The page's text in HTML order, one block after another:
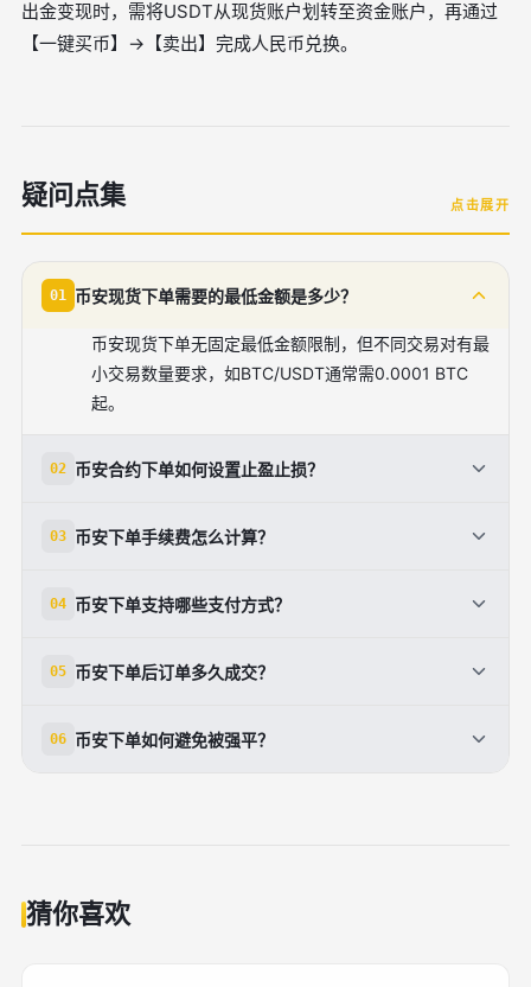
出金变现时，需将USDT从现货账户划转至资金账户，再通过
【一键买币】→【卖出】完成人民币兑换。
疑问点集 点击展开
01 币安现货下单需要的最低金额是多少？
币安现货下单无固定最低金额限制，但不同交易对有最
小交易数量要求，如BTC/USDT通常需0.0001 BTC
起。
02 币安合约下单如何设置止盈止损？
发价格，系统会自动执行平仓指令。
03 币安下单手续费怎么计算？
0.1%，合约交易手续费为开仓和平仓金额的
04 币安下单支持哪些支付方式？
微信/银行卡）、以及外部钱包充值等多种方式。
05 币安下单后订单多久成交？
成交时间取决于市场流动性。
06 币安下单如何避免被强平？
猜你喜欢